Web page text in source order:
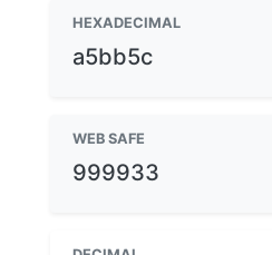
HEXADECIMAL
a5bb5c
WEB SAFE
999933